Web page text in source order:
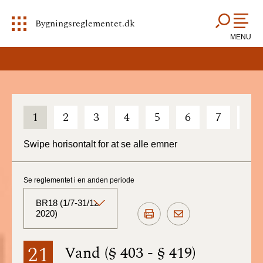
Bygningsreglementet.dk
MENU
1 2 3 4 5 6 7
Swipe horisontalt for at se alle emner
21 Vand (§ 403 - § 419)
Se reglementet i en anden periode
BR18 (1/7-31/12
2020)
BR18 (Aktuelt)